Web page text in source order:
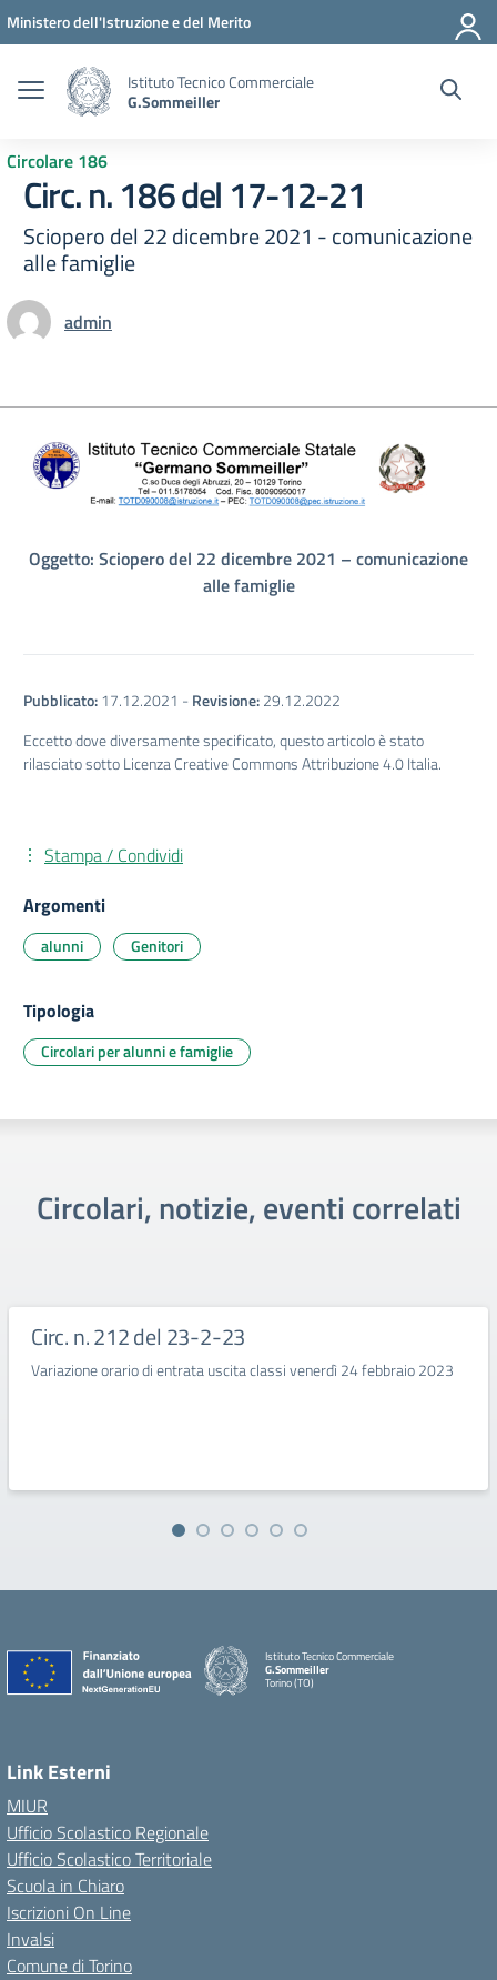
Vai ai contenuti
Vai al menu di navigazione
Vai al footer
Ministero dell'Istruzione e del Merito
Istituto Tecnico Commerciale
G.Sommeiller
Circolare 186
Circ. n. 186 del 17-12-21
Sciopero del 22 dicembre 2021 - comunicazione
alle famiglie
admin
Oggetto: Sciopero del 22 dicembre 2021 – comunicazione
alle famiglie
Pubblicato:17.12.2021 -Revisione:29.12.2022
Eccetto dove diversamente specificato, questo articolo è stato
rilasciato sotto Licenza Creative Commons Attribuzione 4.0 Italia.
Stampa / Condividi
Argomenti
alunni Genitori
Tipologia
Circolari per alunni e famiglie
Circolari, notizie, eventi correlati
Circ. n. 212 del 23-2-23
Variazione orario di entrata uscita classi venerdì 24 febbraio 2023
Istituto Tecnico Commerciale
G.Sommeiller
Torino (TO)
Link Esterni
MIUR
Ufficio Scolastico Regionale
Ufficio Scolastico Territoriale
Scuola in Chiaro
Iscrizioni On Line
Invalsi
Comune di Torino